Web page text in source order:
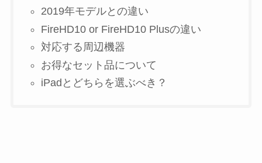
2019年モデルとの違い
FireHD10 or FireHD10 Plusの違い
対応する周辺機器
お得なセット品について
iPadとどちらを選ぶべき？